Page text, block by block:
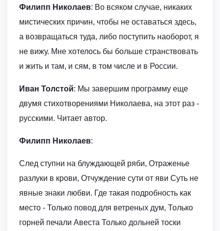
Филипп Николаев: Во всяком случае, никаких
мистических причин, чтобы не оставаться здесь,
а возвращаться туда, либо поступить наоборот, я
не вижу. Мне хотелось бы больше странствовать
и жить и там, и сям, в том числе и в России.
Иван Толстой: Мы завершим программу еще
двумя стихотворениями Николаева, на этот раз -
русскими. Читает автор.
Филипп Николаев:
След ступни на блуждающей ряби, Отраженье
разлуки в крови, Отчуждение сути от яви Суть не
явные знаки любви. Где такая подробность как
место - Только повод для ветреных дум, Только
горней печали Авеста Только дольней тоски